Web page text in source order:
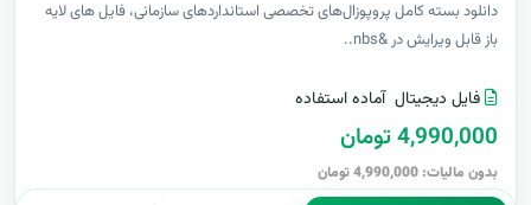
دانلود بسته کامل پروپوزال‌های تخصصی استانداردهای سازمانی، فایل های لایه
باز قابل ویرایش در &nbs..
فایل دیجیتال آماده استفاده
4,990,000 تومان
بدون مالیات: 4,990,000 تومان